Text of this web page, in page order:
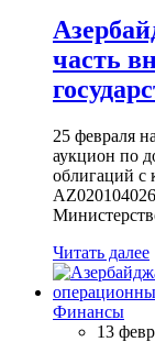
часть
25 февраля
аукцион по
облигаций с
Читать далее
Финансы
13